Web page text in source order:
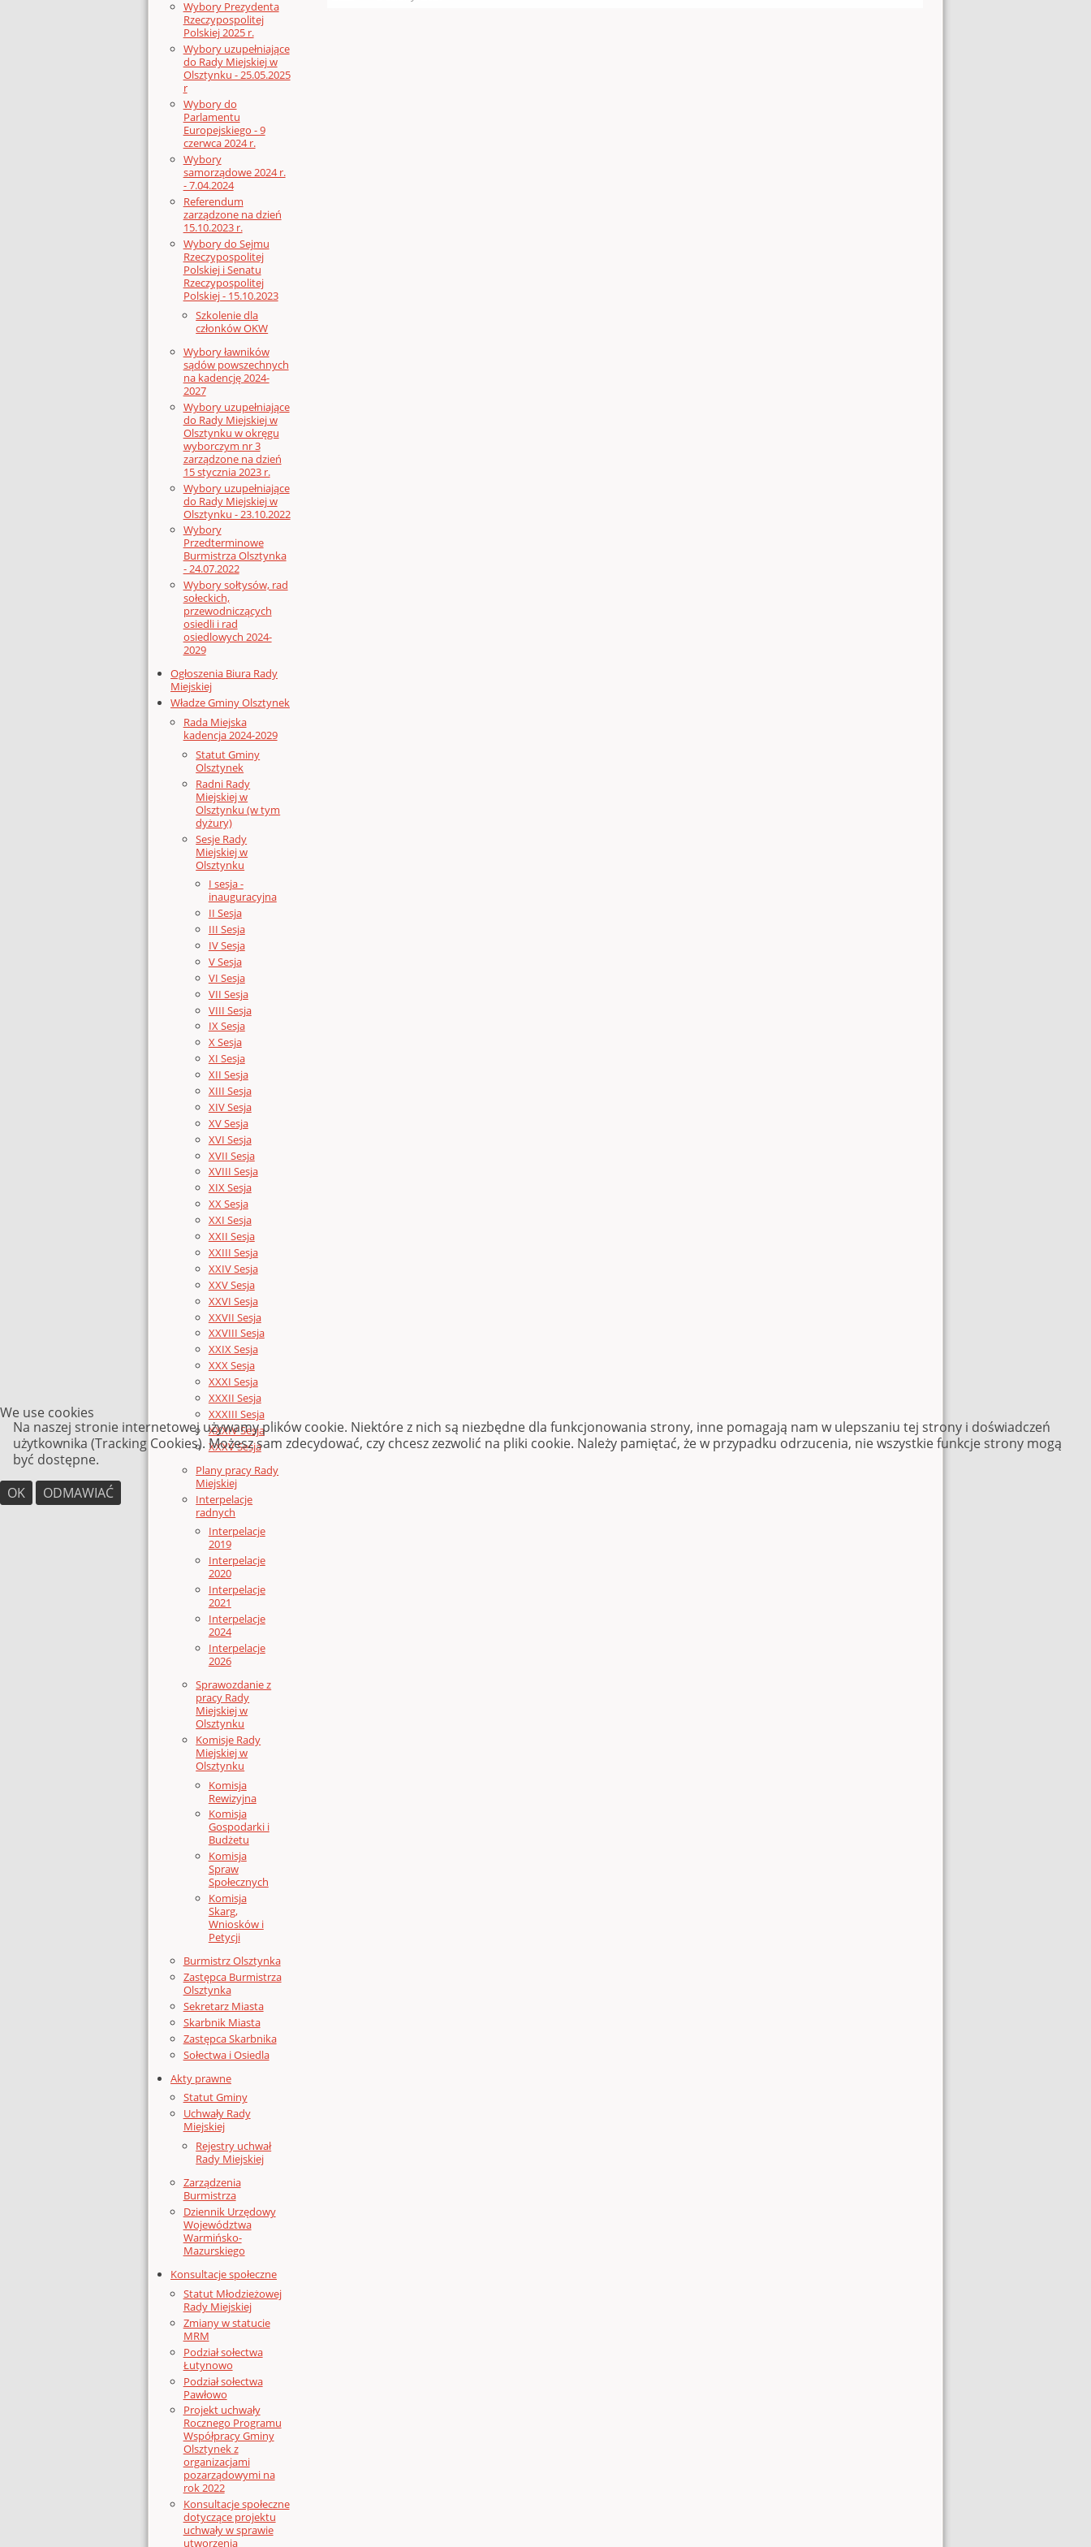
Wybory Prezydenta
Rzeczypospolitej
Polskiej 2025 r.
Wybory uzupełniające
do Rady Miejskiej w
Olsztynku - 25.05.2025
r
Wybory do
Parlamentu
Europejskiego - 9
czerwca 2024 r.
Wybory
samorządowe 2024 r.
- 7.04.2024
Referendum
zarządzone na dzień
15.10.2023 r.
Wybory do Sejmu
Rzeczypospolitej
Polskiej i Senatu
Rzeczypospolitej
Polskiej - 15.10.2023
Szkolenie dla
członków OKW
Wybory ławników
sądów powszechnych
na kadencję 2024-
2027
Wybory uzupełniające
do Rady Miejskiej w
Olsztynku w okręgu
wyborczym nr 3
zarządzone na dzień
15 stycznia 2023 r.
Wybory uzupełniające
do Rady Miejskiej w
Olsztynku - 23.10.2022
Wybory
Przedterminowe
Burmistrza Olsztynka
- 24.07.2022
Wybory sołtysów, rad
sołeckich,
przewodniczących
osiedli i rad
osiedlowych 2024-
2029
Ogłoszenia Biura Rady
Miejskiej
Władze Gminy Olsztynek
Rada Miejska
kadencja 2024-2029
Statut Gminy
Olsztynek
Radni Rady
Miejskiej w
Olsztynku (w tym
dyżury)
Sesje Rady
Miejskiej w
Olsztynku
I sesja -
inauguracyjna
II Sesja
III Sesja
IV Sesja
V Sesja
VI Sesja
VII Sesja
VIII Sesja
IX Sesja
X Sesja
XI Sesja
XII Sesja
XIII Sesja
XIV Sesja
XV Sesja
XVI Sesja
XVII Sesja
XVIII Sesja
XIX Sesja
XX Sesja
XXI Sesja
XXII Sesja
XXIII Sesja
XXIV Sesja
XXV Sesja
XXVI Sesja
XXVII Sesja
XXVIII Sesja
XXIX Sesja
XXX Sesja
XXXI Sesja
XXXII Sesja
XXXIII Sesja
XXXIV Sesja
XXXV Sesja
Plany pracy Rady
Miejskiej
Interpelacje
radnych
Interpelacje
2019
Interpelacje
2020
Interpelacje
2021
Interpelacje
2024
Interpelacje
2026
Sprawozdanie z
pracy Rady
Miejskiej w
Olsztynku
Komisje Rady
Miejskiej w
Olsztynku
Komisja
Rewizyjna
Komisja
Gospodarki i
Budżetu
Komisja
Spraw
Społecznych
Komisja
Skarg,
Wniosków i
Petycji
Burmistrz Olsztynka
Zastępca Burmistrza
Olsztynka
Sekretarz Miasta
Skarbnik Miasta
Zastępca Skarbnika
Sołectwa i Osiedla
Akty prawne
Statut Gminy
Uchwały Rady
Miejskiej
Rejestry uchwał
Rady Miejskiej
Zarządzenia
Burmistrza
Dziennik Urzędowy
Województwa
Warmińsko-
Mazurskiego
Konsultacje społeczne
Statut Młodzieżowej
Rady Miejskiej
Zmiany w statucie
MRM
Podział sołectwa
Łutynowo
Podział sołectwa
Pawłowo
Projekt uchwały
Rocznego Programu
Współpracy Gminy
Olsztynek z
organizacjami
pozarządowymi na
rok 2022
Konsultacje społeczne
dotyczące projektu
uchwały w sprawie
utworzenia
We use cookies
Na naszej stronie internetowej używamy plików cookie. Niektóre z nich są niezbędne dla funkcjonowania strony, inne pomagają nam w ulepszaniu tej strony i doświadczeń
użytkownika (Tracking Cookies). Możesz sam zdecydować, czy chcesz zezwolić na pliki cookie. Należy pamiętać, że w przypadku odrzucenia, nie wszystkie funkcje strony mogą
być dostępne.
OK
ODMAWIAĆ